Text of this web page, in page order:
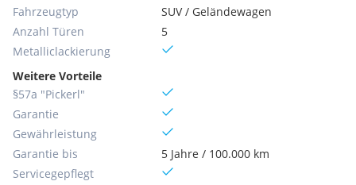
Fahrzeugtyp
SUV / Geländewagen
Anzahl Türen
5
Metallic­lackierung
Weitere Vorteile
§57a "Pickerl"
Garantie
Gewährleistung
Garantie bis
5 Jahre / 100.000 km
Servicegepflegt